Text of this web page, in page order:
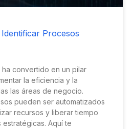
Procesos
ha convertido en un pilar
la eficiencia y la
las áreas de negocio.
pueden ser automatizados
recursos y liberar tiempo
Aquí te